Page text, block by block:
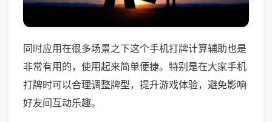
同时应用在很多场景之下这个手机打牌计算辅助也是
非常有用的，使用起来简单便捷。特别是在大家手机
打牌时可以合理调整牌型，提升游戏体验，避免影响
好友间互动乐趣。